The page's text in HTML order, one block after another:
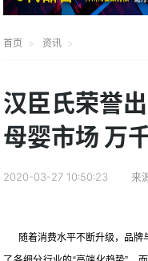
首页 资讯
汉臣氏荣誉
母婴市场 万
2020-03-27 10:50:23 来
随着消费水平不断升级，品牌